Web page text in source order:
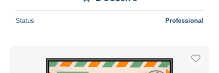
Status Professional